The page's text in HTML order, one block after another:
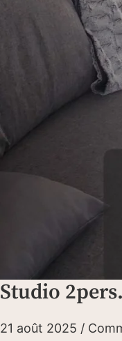
Studio
21 août 2025 /